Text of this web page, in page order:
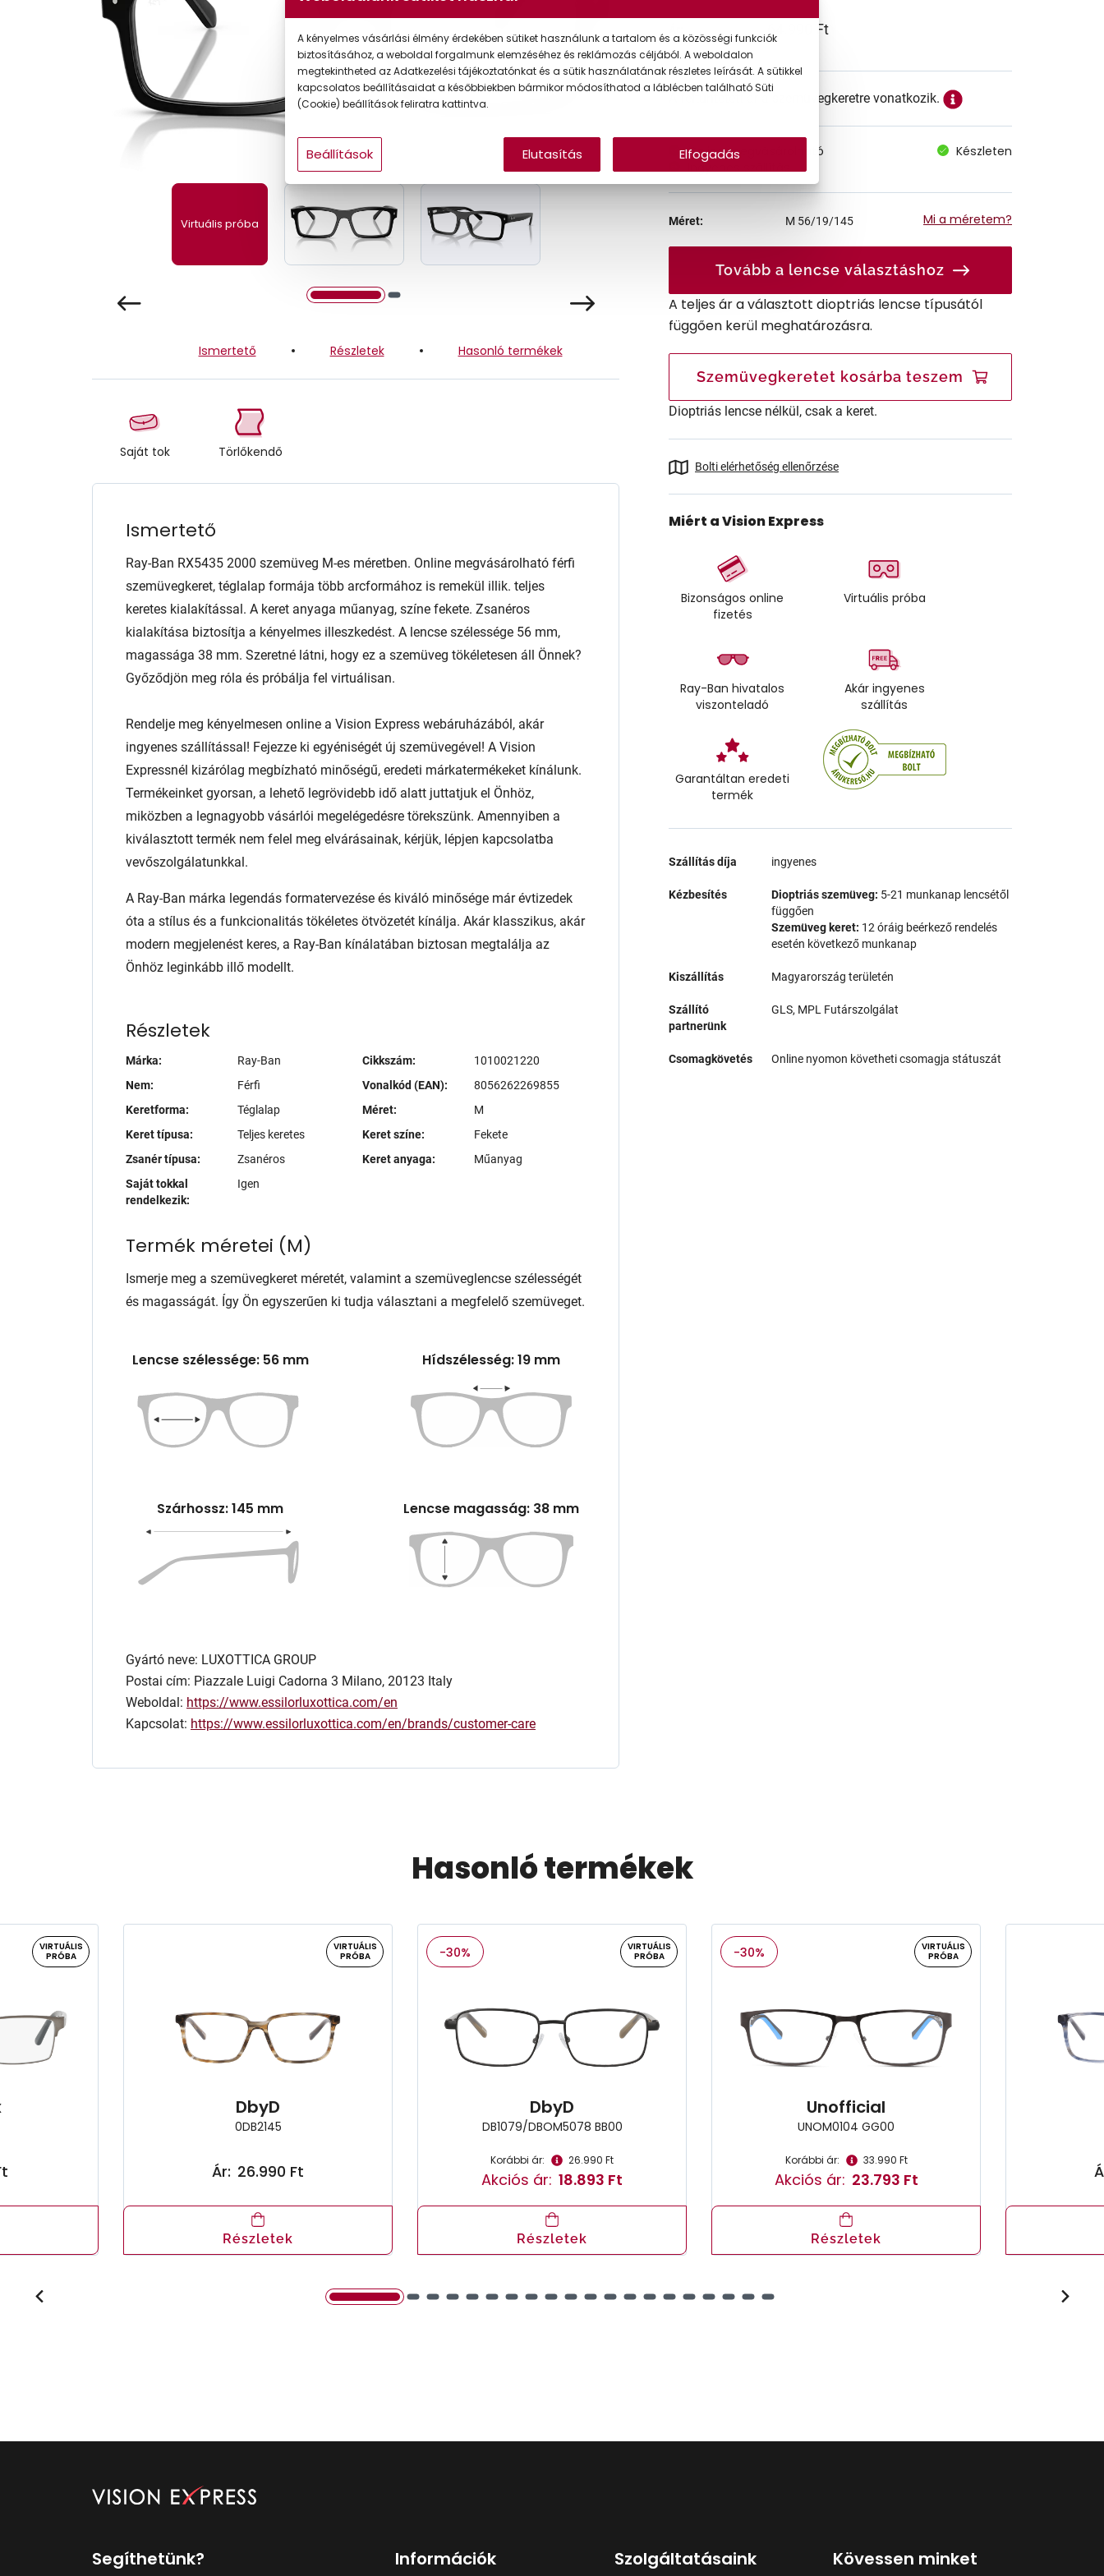
Gyermek
Virtuális próba
Ismertető Részletek Hasonló termékek
Saját tok Törlőkendő
Ismertető
Ray-Ban RX5435 2000 szemüveg M-es méretben. Online megvásárolható férfi
szemüvegkeret, téglalap formája több arcformához is remekül illik. teljes
keretes kialakítással. A keret anyaga műanyag, színe fekete. Zsanéros
kialakítása biztosítja a kényelmes illeszkedést. A lencse szélessége 56 mm,
magassága 38 mm. Szeretné látni, hogy ez a szemüveg tökéletesen áll Önnek?
Győződjön meg róla és próbálja fel virtuálisan.
Rendelje meg kényelmesen online a Vision Express webáruházából, akár
ingyenes szállítással! Fejezze ki egyéniségét új szemüvegével! A Vision
Expressnél kizárólag megbízható minőségű, eredeti márkatermékeket kínálunk.
Termékeinket gyorsan, a lehető legrövidebb idő alatt juttatjuk el Önhöz,
miközben a legnagyobb vásárlói megelégedésre törekszünk. Amennyiben a
kiválasztott termék nem felel meg elvárásainak, kérjük, lépjen kapcsolatba
vevőszolgálatunkkal.
A Ray-Ban márka legendás formatervezése és kiváló minősége már évtizedek
óta a stílus és a funkcionalitás tökéletes ötvözetét kínálja. Akár klasszikus, akár
modern megjelenést keres, a Ray-Ban kínálatában biztosan megtalálja az
Önhöz leginkább illő modellt.
Részletek
Márka:
Ray-Ban
Nem:
Férfi
Keretforma:
Téglalap
Keret típusa:
Teljes keretes
Zsanér típusa:
Zsanéros
Saját tokkal
rendelkezik:
Igen
Cikkszám:
1010021220
Vonalkód (EAN):
8056262269855
Méret:
M
Keret színe:
Fekete
Keret anyaga:
Műanyag
Termék méretei (M)
Ismerje meg a szemüvegkeret méretét, valamint a szemüveglencse szélességét
és magasságát. Így Ön egyszerűen ki tudja választani a megfelelő szemüveget.
Lencse szélessége: 56 mm Hídszélesség: 19 mm
Szárhossz: 145 mm Lencse magasság: 38 mm
Gyártó neve: LUXOTTICA GROUP
Postai cím: Piazzale Luigi Cadorna 3 Milano, 20123 Italy
Weboldal: https://www.essilorluxottica.com/en
Kapcsolat: https://www.essilorluxottica.com/en/brands/customer-care
64.990 Ft
A feltűntetett ár a szemüvegkeretre vonatkozik.
Online megvásárolható
Készleten
Ingyenes szállítás
Méret: M 56/19/145 Mi a méretem?
Tovább a lencse választáshoz
A teljes ár a választott dioptriás lencse típusától
függően kerül meghatározásra.
Szemüvegkeretet kosárba teszem
Dioptriás lencse nélkül, csak a keret.
Bolti elérhetőség ellenőrzése
Miért a Vision Express
Bizonságos online
fizetés
Virtuális próba
Ray-Ban hivatalos
viszonteladó
Akár ingyenes
szállítás
Garantáltan eredeti
termék
Szállítás díja ingyenes
Kézbesítés Dioptriás szemüveg: 5-21 munkanap lencsétől
függően
Szemüveg keret: 12 óráig beérkező rendelés
esetén következő munkanap
Kiszállítás Magyarország területén
Szállító
partnerünk
GLS, MPL Futárszolgálat
Csomagkövetés Online nyomon követheti csomagja státuszát
Hasonló termékek
VIRTUÁLIS
PRÓBA
VIRTUÁLIS
PRÓBA
DbyD
0DB2145
Ár: 26.990 Ft
Részletek
-30%
VIRTUÁLIS
PRÓBA
DbyD
DB1079/DBOM5078 BB00
Korábbi ár: 26.990 Ft
Akciós ár: 18.893 Ft
Részletek
-30%
VIRTUÁLIS
PRÓBA
Unofficial
UNOM0104 GG00
Korábbi ár: 33.990 Ft
Akciós ár: 23.793 Ft
Részletek
Segíthetünk? Információk Szolgáltatásaink Kövessen minket
A kényelmes vásárlási élmény érdekében sütiket használunk a tartalom és a közösségi funkciók
biztosításához, a weboldal forgalmunk elemzéséhez és reklámozás céljából. A weboldalon
megtekintheted az Adatkezelési tájékoztatónkat és a sütik használatának részletes leírását. A sütikkel
kapcsolatos beállításaidat a későbbiekben bármikor módosíthatod a láblécben található Süti
(Cookie) beállítások feliratra kattintva.
Beállítások Elutasítás Elfogadás